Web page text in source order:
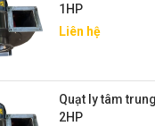
1HP
Liên hệ
Quạt ly tâm
2HP